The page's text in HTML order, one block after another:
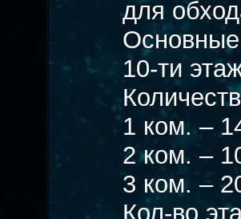
для
Основные
10-ти
1 ком. –
2 ком. –
3 ком. –
Кол-во